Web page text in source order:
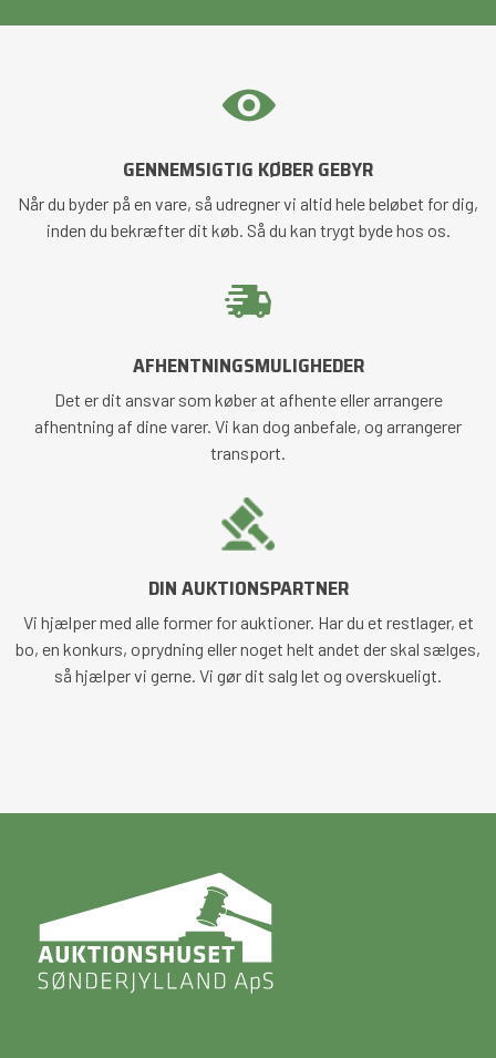
GENNEMSIGTIG KØBER GEBYR
Når du byder på en vare, så udregner vi altid hele beløbet for dig,
inden du bekræfter dit køb. Så du kan trygt byde hos os.
AFHENTNINGSMULIGHEDER
Det er dit ansvar som køber at afhente eller arrangere
afhentning af dine varer. Vi kan dog anbefale, og arrangerer
transport.
DIN AUKTIONSPARTNER
Vi hjælper med alle former for auktioner. Har du et restlager, et
bo, en konkurs, oprydning eller noget helt andet der skal sælges,
så hjælper vi gerne. Vi gør dit salg let og overskueligt.